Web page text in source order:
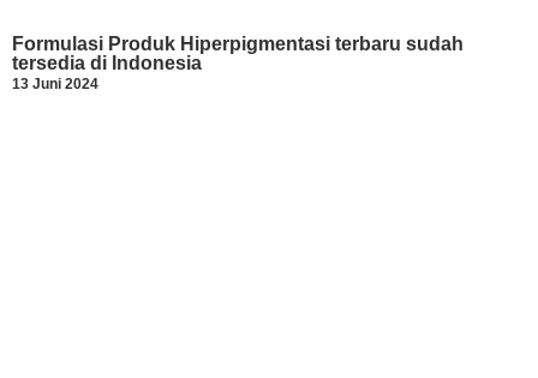
Formulasi Produk Hiperpigmentasi terbaru sudah
tersedia di Indonesia
13 Juni 2024